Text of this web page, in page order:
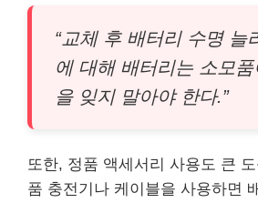
“교체 후 배터리 수명 늘
에 대해 배터리는 소모
을 잊지 말아야 한다.”
또한, 정품 액세서리 사용도 큰
품 충전기나 케이블을 사용하면